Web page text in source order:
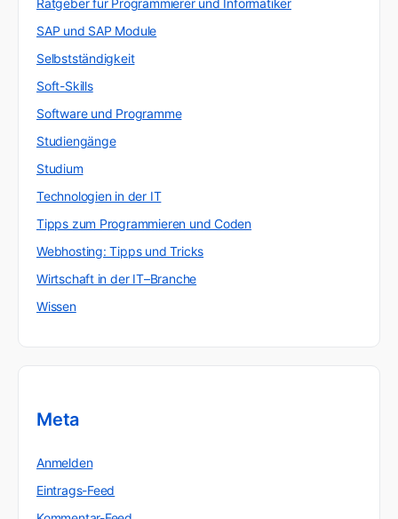
SAP und SAP Module
Selbstständigkeit
Soft-Skills
Software und Programme
Studiengänge
Studium
Technologien in der IT
Tipps zum Programmieren und Coden
Webhosting: Tipps und Tricks
Wirtschaft in der IT–Branche
Wissen
Meta
Anmelden
Eintrags-Feed